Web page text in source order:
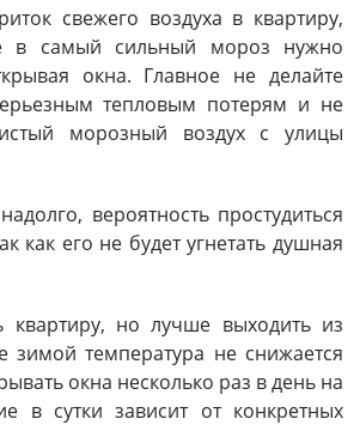
свежего воздуха в квартиру,
в самый сильный мороз нужно
окна. Главное не делайте
тепловым потерям и не
морозный воздух с улицы
вероятность простудиться
как его не будет угнетать душная
но лучше выходить из
температура не снижается
окна несколько раз в день на
в сутки зависит от конкретных